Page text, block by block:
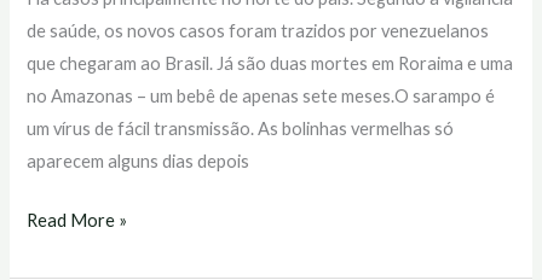
de saúde, os novos casos foram trazidos por venezuelanos
que chegaram ao Brasil. Já são duas mortes em Roraima e uma
no Amazonas – um bebê de apenas sete meses.O sarampo é
um vírus de fácil transmissão. As bolinhas vermelhas só
aparecem alguns dias depois
Read More »